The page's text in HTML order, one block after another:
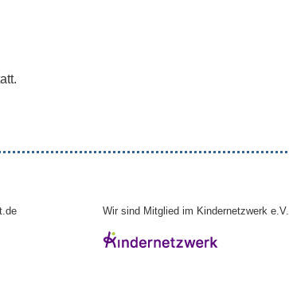
Wir sind Mitglied im Kindernetzwerk e.V.